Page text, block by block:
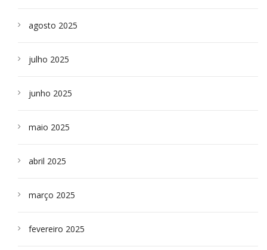
agosto 2025
julho 2025
junho 2025
maio 2025
abril 2025
março 2025
fevereiro 2025